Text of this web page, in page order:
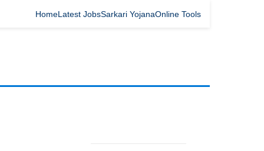
HomeLatest JobsSarkari YojanaOnline Tools